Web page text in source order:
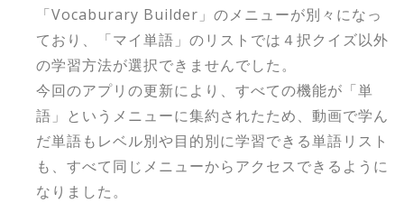
「Vocaburary Builder」のメニューが別々になっ
ており、「マイ単語」のリストでは４択クイズ以外
の学習方法が選択できませんでした。
今回のアプリの更新により、すべての機能が「単
語」というメニューに集約されたため、動画で学ん
だ単語もレベル別や目的別に学習できる単語リスト
も、すべて同じメニューからアクセスできるように
なりました。